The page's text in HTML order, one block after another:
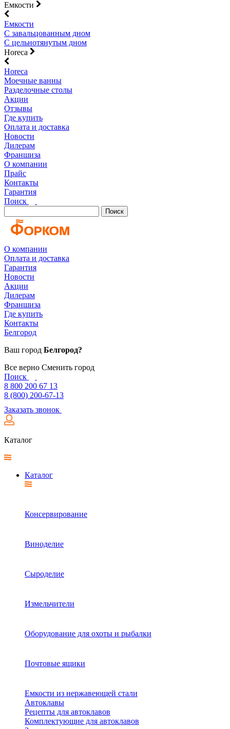
Емкости
Емкости
С завальцованным дном
С цельнотянутым дном
Horeca
Horeca
Моечные ванны
Разделочные столы
Акции
Отзывы
Где купить
Оплата и доставка
Новости
Дилерам
Франшиза
О компании
Прайс
Контакты
Гарантия
Поиск
Поиск
О компании
Оплата и доставка
Гарантия
Новости
Акции
Дилерам
Франшиза
Где купить
Контакты
Белгород
Ваш город Белгород?
Все верно Сменить город
Поиск
8 800 200 67 13
8 (800) 200-67-13
Заказать звонок
Каталог
Каталог
Консервирование
Виноделие
Сыроделие
Измельчители
Оборудование для охоты и рыбалки
Почтовые ящики
Емкости из нержавеющей стали
Автоклавы
Рецепты для автоклавов
Комплектующие для автоклавов